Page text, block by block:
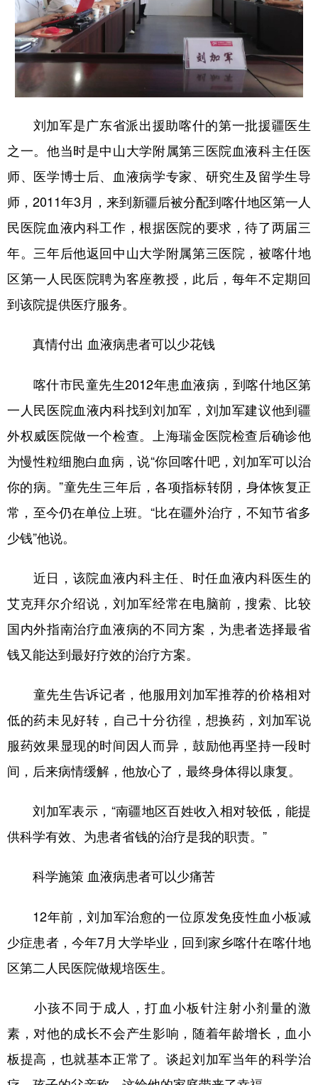
新疆 内蒙古 黑龙江
多语种频道
English Español Français عربى
Русский язык 日本語 한국어
Deutsch Português
刘加军是广东省派出援助喀什的第一批援疆医生
之一。他当时是中山大学附属第三医院血液科主任医
师、医学博士后、血液病学专家、研究生及留学生导
师，2011年3月，来到新疆后被分配到喀什地区第一人
民医院血液内科工作，根据医院的要求，待了两届三
年。三年后他返回中山大学附属第三医院，被喀什地
区第一人民医院聘为客座教授，此后，每年不定期回
到该院提供医疗服务。
真情付出 血液病患者可以少花钱
喀什市民童先生2012年患血液病，到喀什地区第
一人民医院血液内科找到刘加军，刘加军建议他到疆
外权威医院做一个检查。上海瑞金医院检查后确诊他
为慢性粒细胞白血病，说“你回喀什吧，刘加军可以治
你的病。”童先生三年后，各项指标转阴，身体恢复正
常，至今仍在单位上班。“比在疆外治疗，不知节省多
少钱”他说。
近日，该院血液内科主任、时任血液内科医生的
艾克拜尔介绍说，刘加军经常在电脑前，搜索、比较
国内外指南治疗血液病的不同方案，为患者选择最省
钱又能达到最好疗效的治疗方案。
童先生告诉记者，他服用刘加军推荐的价格相对
低的药未见好转，自己十分彷徨，想换药，刘加军说
服药效果显现的时间因人而异，鼓励他再坚持一段时
间，后来病情缓解，他放心了，最终身体得以康复。
刘加军表示，“南疆地区百姓收入相对较低，能提
供科学有效、为患者省钱的治疗是我的职责。”
科学施策 血液病患者可以少痛苦
12年前，刘加军治愈的一位原发免疫性血小板减
少症患者，今年7月大学毕业，回到家乡喀什在喀什地
区第二人民医院做规培医生。
小孩不同于成人，打血小板针注射小剂量的激
素，对他的成长不会产生影响，随着年龄增长，血小
板提高，也就基本正常了。谈起刘加军当年的科学治